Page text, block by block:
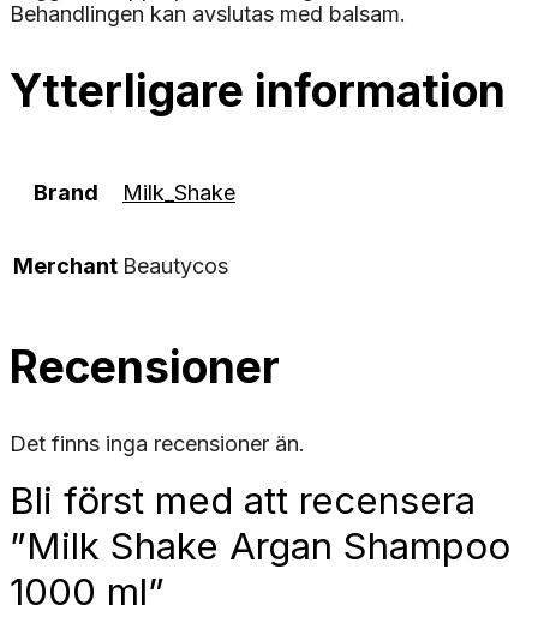
Behandlingen kan avslutas med balsam.
Ytterligare information
Brand Milk_Shake
Merchant Beautycos
Recensioner
Det finns inga recensioner än.
Bli först med att recensera
”Milk Shake Argan Shampoo
1000 ml”